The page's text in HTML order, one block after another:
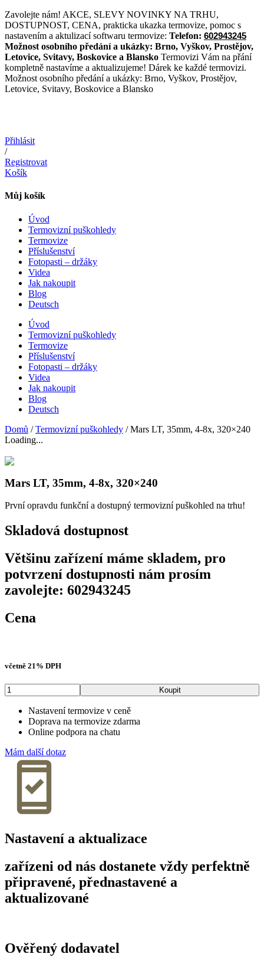
Přejít
k
obsahu
Zavolejte nám! AKCE, SLEVY NOVINKY NA TRHU,
DOSTUPNOST, CENA, prakticka ukazka termovize, pomoc s
nastavením a aktulizací softwaru termovize: Telefon: 602943245
Možnost osobního předání a ukázky: Brno, Vyškov, Prostějov,
Letovice, Svitavy, Boskovice a Blansko Termovizi Vám na přání
kompletně nastavíme a aktualizujeme! Dárek ke každé termovizi.
Možnost osobního předání a ukázky: Brno, Vyškov, Prostějov,
Letovice, Svitavy, Boskovice a Blansko
Přihlásit
/
Registrovat
Košík
Můj košík
Úvod
Termovizní puškohledy
Termovize
Příslušenství
Fotopasti – držáky
Videa
Jak nakoupit
Blog
Deutsch
Úvod
Termovizní puškohledy
Termovize
Příslušenství
Fotopasti – držáky
Videa
Jak nakoupit
Blog
Deutsch
Domů /Termovizní puškohledy / Mars LT, 35mm, 4-8x, 320×240
Loading...
Mars LT, 35mm, 4-8x, 320×240
První opravdu funkční a dostupný termovizní puškohled na trhu!
Skladová dostupnost
Většinu zařízení máme skladem, pro
potvrzení dostupnosti nám prosím
zavolejte: 602943245
Cena
byla:
970 Kč
je:
176 Kč
včetně 21% DPH
Mars
LT,
35mm,
množství
Koupit
Nastavení termovize v ceně
Doprava na termovize zdarma
Online podpora na chatu
Mám další dotaz
Nastavení a aktualizace
zařízeni od nás dostanete vždy perfektně
připravené, přednastavené a
aktualizované
Ověřený dodavatel